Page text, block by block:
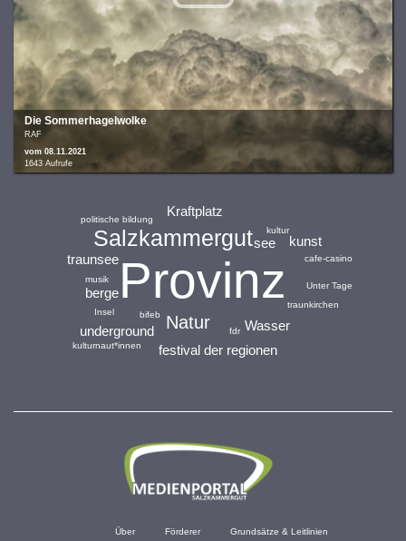
Die Sommerhagelwolke
RAF
vom 08.11.2021
1643 Aufrufe
Provinz
Salzkammergut
Natur Wasser
Kraftplatz
festival der regionen
see
traunsee
berge
underground
kunst
traunkirchen
cafe-casino
bifeb
fdr
politische bildung
Unter Tage
kulturnaut*innen
Insel
musik
kultur
Über Förderer Grundsätze & Leitlinien